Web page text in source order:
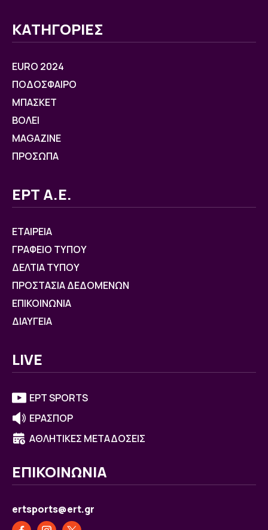
ΚΑΤΗΓΟΡΙΕΣ
EURO 2024
ΠΟΔΟΣΦΑΙΡΟ
ΜΠΑΣΚΕΤ
ΒOΛΕΙ
MAGAZINE
ΠΡΟΣΩΠΑ
ΕΡΤ Α.Ε.
ΕΤΑΙΡΕΙΑ
ΓΡΑΦΕΙΟ ΤΥΠΟΥ
ΔΕΛΤΙΑ ΤΥΠΟΥ
ΠΡΟΣΤΑΣΙΑ ΔΕΔΟΜΕΝΩΝ
ΕΠΙΚΟΙΝΩΝΙΑ
ΔΙΑΥΓΕΙΑ
LIVE
ΕΡΤ SPORTS
ΕΡΑΣΠΟΡ
ΑΘΛΗΤΙΚΕΣ ΜΕΤΑΔΟΣΕΙΣ
ΕΠΙΚΟΙΝΩΝΙΑ
ertsports@ert.gr